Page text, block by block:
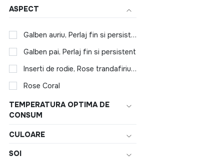
ASPECT
Galben auriu, Perlaj fin si persistent
Galben pai, Perlaj fin si persistent
Inserti de rodie, Rose trandafiriu, Perlaj fin
Rose Coral
TEMPERATURA OPTIMA DE
CONSUM
CULOARE
SOI